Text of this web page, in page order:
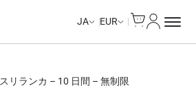
JA EUR
スリランカ – 10 日間 – 無制限